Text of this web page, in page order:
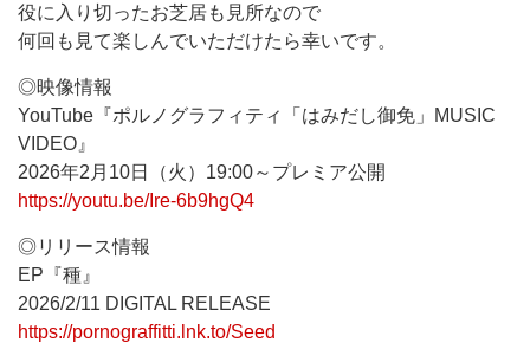
役に入り切ったお芝居も見所なので
何回も見て楽しんでいただけたら幸いです。
◎映像情報
YouTube『ポルノグラフィティ「はみだし御免」MUSIC
VIDEO』
2026年2月10日（火）19:00～プレミア公開
https://youtu.be/Ire-6b9hgQ4
◎リリース情報
EP『種』
2026/2/11 DIGITAL RELEASE
https://pornograffitti.lnk.to/Seed